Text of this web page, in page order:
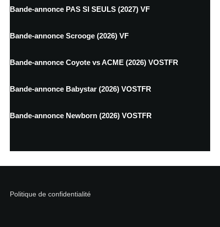
Bande-annonce PAS SI SEULS (2027) VF
Bande-annonce Scrooge (2026) VF
Bande-annonce Coyote vs ACME (2026) VOSTFR
Bande-annonce Babystar (2026) VOSTFR
Bande-annonce Newborn (2026) VOSTFR
Politique de confidentialité